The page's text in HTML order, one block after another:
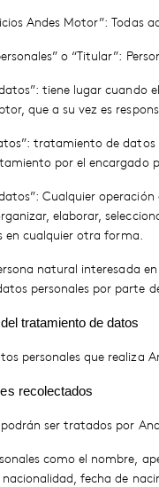
Andes Motor”:
o “Titular”:
tiene lugar
que a su vez es
tratamiento de
por el encargado
Cualquier
elaborar,
en cualquier otra forma.
natural interesada
personales por parte
tratamiento de datos
personales que realiza
recolectados
ser tratados por
como el nombre,
fecha de